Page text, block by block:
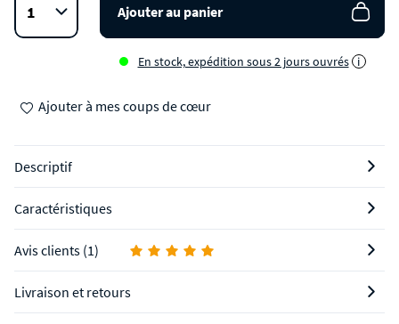
Ajouter au panier
En stock, expédition sous 2 jours ouvrés i
Ajouter à mes coups de cœur
Descriptif
Caractéristiques
Avis clients (1)
Livraison et retours